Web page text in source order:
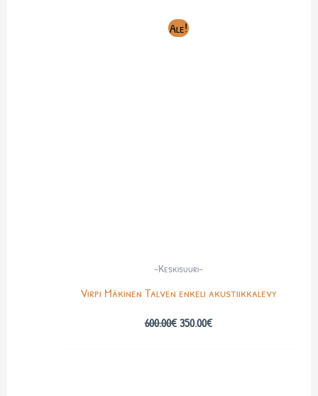
Ale!
-Keskisuuri-
Virpi Mäkinen Talven enkeli akustiikkalevy
600.00€
Alkuperäinen
hinta
350.00€